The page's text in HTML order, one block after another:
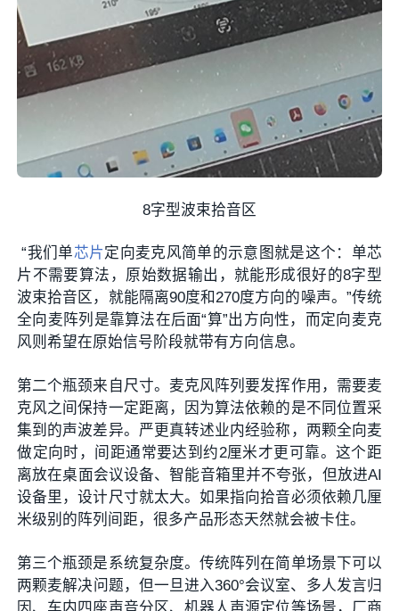
8字型波束拾音区
“我们单芯片定向麦克风简单的示意图就是这个：单芯
片不需要算法，原始数据输出，就能形成很好的8字型
波束拾音区，就能隔离90度和270度方向的噪声。”传统
全向麦阵列是靠算法在后面“算”出方向性，而定向麦克
风则希望在原始信号阶段就带有方向信息。
第二个瓶颈来自尺寸。麦克风阵列要发挥作用，需要麦
克风之间保持一定距离，因为算法依赖的是不同位置采
集到的声波差异。严更真转述业内经验称，两颗全向麦
做定向时，间距通常要达到约2厘米才更可靠。这个距
离放在桌面会议设备、智能音箱里并不夸张，但放进AI
设备里，设计尺寸就太大。如果指向拾音必须依赖几厘
米级别的阵列间距，很多产品形态天然就会被卡住。
第三个瓶颈是系统复杂度。传统阵列在简单场景下可以
两颗麦解决问题，但一旦进入360°会议室、多人发言归